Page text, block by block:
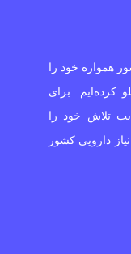
همواره خود را
برای
تلاش خود را
دارویی کشور